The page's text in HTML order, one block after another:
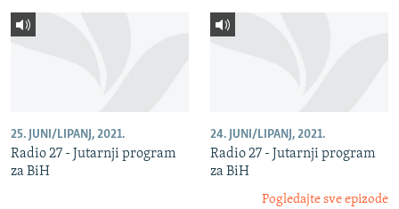
25. JUNI/LIPANJ, 2021.
Radio 27 - Jutarnji program
za BiH
24. JUNI/LIPANJ, 2021.
Radio 27 - Jutarnji program
za BiH
Pogledajte sve epizode